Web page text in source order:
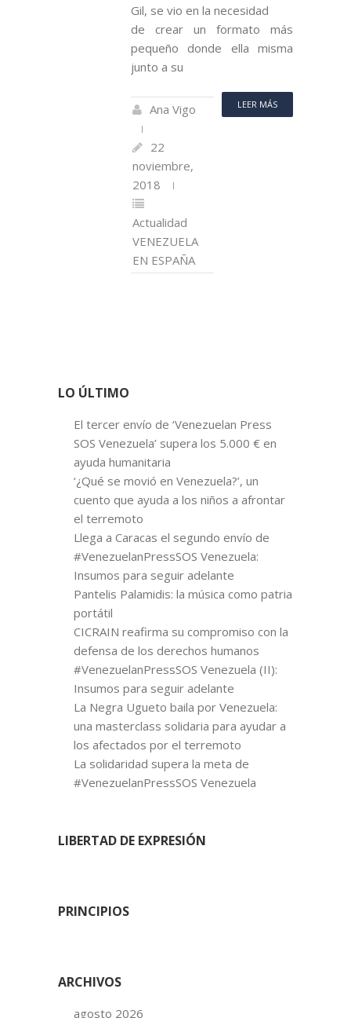
Gil, se vio en la necesidad
de crear un formato más
pequeño donde ella misma
junto a su
LEER MÁS
Ana Vigo
22
noviembre,
2018
Actualidad
VENEZUELA
EN ESPAÑA
LO ÚLTIMO
El tercer envío de ‘Venezuelan Press
SOS Venezuela’ supera los 5.000 € en
ayuda humanitaria
‘¿Qué se movió en Venezuela?’, un
cuento que ayuda a los niños a afrontar
el terremoto
Llega a Caracas el segundo envío de
#VenezuelanPressSOS Venezuela:
Insumos para seguir adelante
Pantelis Palamidis: la música como patria
portátil
CICRAIN reafirma su compromiso con la
defensa de los derechos humanos
#VenezuelanPressSOS Venezuela (II):
Insumos para seguir adelante
La Negra Ugueto baila por Venezuela:
una masterclass solidaria para ayudar a
los afectados por el terremoto
La solidaridad supera la meta de
#VenezuelanPressSOS Venezuela
LIBERTAD DE EXPRESIÓN
PRINCIPIOS
ARCHIVOS
agosto 2026